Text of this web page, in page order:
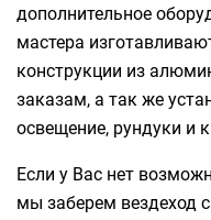
дополнительное
мастера
конструкции из
заказам, а так же
освещение, рундуки и
Если у Вас нет
мы заберем вездеход